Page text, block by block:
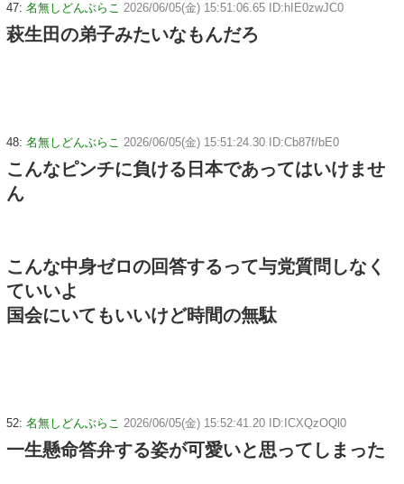
47: 名無しどんぶらこ 2026/06/05(金) 15:51:06.65 ID:hIE0zwJC0
萩生田の弟子みたいなもんだろ
48: 名無しどんぶらこ 2026/06/05(金) 15:51:24.30 ID:Cb87f/bE0
こんなピンチに負ける日本であってはいけませ
ん
こんな中身ゼロの回答するって与党質問しなく
ていいよ
国会にいてもいいけど時間の無駄
52: 名無しどんぶらこ 2026/06/05(金) 15:52:41.20 ID:ICXQzOQl0
一生懸命答弁する姿が可愛いと思ってしまった